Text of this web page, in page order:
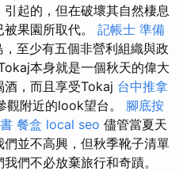
起的，但在破壞其自然棲息
果園所取代。 記帳士 準備
至少有五個非營利組織與政
本身就是一個秋天的偉大
酒，而且享受Tokaj 台中推拿
觀附近的look望台。 腳底按
餐盒 local seo 儘管當夏天
並不高興，但秋季靴子清單
們不必放棄旅行和奇蹟。